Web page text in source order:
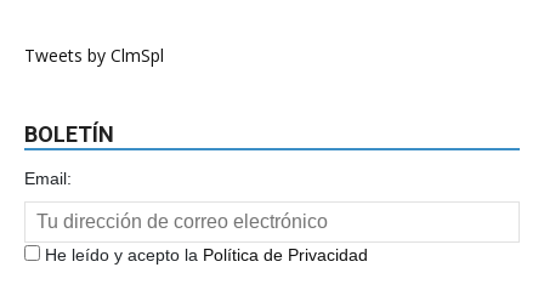
Tweets by ClmSpl
BOLETÍN
Email:
He leído y acepto la Política de Privacidad